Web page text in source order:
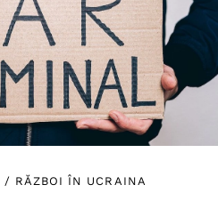
/ RĂZBOI ÎN UCRAINA